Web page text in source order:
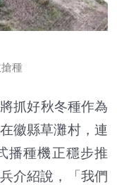
種
抓好秋冬種作為
徽縣草灘村，連
播種機正穩步推
介紹說，「我們